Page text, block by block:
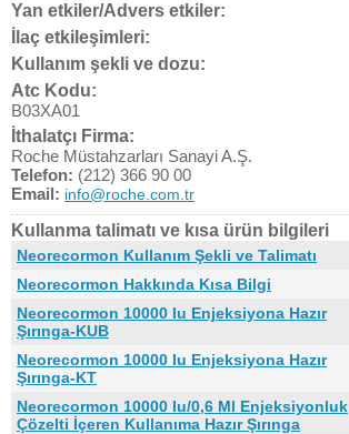
Yan etkiler/Advers etkiler:
İlaç etkileşimleri:
Kullanım şekli ve dozu:
Atc Kodu:
B03XA01
İthalatçı Firma:
Roche Müstahzarları Sanayi A.Ş.
Telefon: (212) 366 90 00
Email: info@roche.com.tr
Kullanma talimatı ve kısa ürün bilgileri
Neorecormon Kullanım Şekli ve Talimatı
Neorecormon Hakkında Kısa Bilgi
Neorecormon 10000 Iu Enjeksiyona Hazır
Şırınga-KUB
Neorecormon 10000 Iu Enjeksiyona Hazır
Şırınga-KT
Neorecormon 10000 Iu/0,6 Ml Enjeksiyonluk
Çözelti İçeren Kullanıma Hazır Şırınga